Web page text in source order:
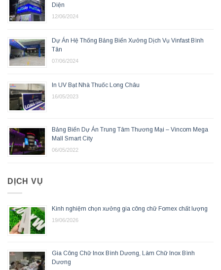
Diện
12/06/2024
Dự Án Hệ Thống Bảng Biển Xưởng Dịch Vụ Vinfast Bình
Tân
07/06/2024
In UV Bạt Nhà Thuốc Long Châu
16/05/2023
Bảng Biển Dự Án Trung Tâm Thương Mại – Vincom Mega
Mall Smart City
06/05/2022
DỊCH VỤ
Kinh nghiệm chọn xưởng gia công chữ Fomex chất lượng
19/06/2026
Gia Công Chữ Inox Bình Dương, Làm Chữ Inox Bình
Dương